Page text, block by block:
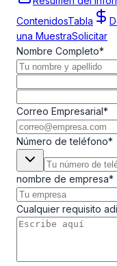
ContenidosTabla
una MuestraSolicitar
Nombre Completo*
Correo Empresarial*
Número de teléfono*
nombre de empresa*
Cualquier requisito